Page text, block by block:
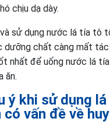
chịu dạ dày.
và sử dụng nước lá tía tô
dưỡng chất càng mất tác
nhất để uống nước lá
ăn.
ý khi sử dụng
có vấn đề về